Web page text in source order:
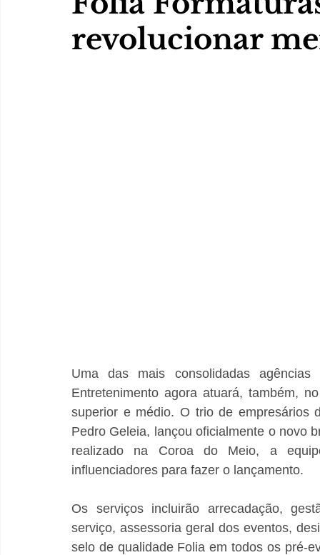
revolucionar
Uma das mais consolidadas
Entretenimento agora atuará, também,
superior e médio. O trio de empresários
Pedro Geleia, lançou oficialmente o novo
realizado na Coroa do Meio, a
influenciadores para fazer o lançamento.
Os serviços incluirão arrecadação,
serviço, assessoria geral dos eventos,
selo de qualidade Folia em todos os pré-